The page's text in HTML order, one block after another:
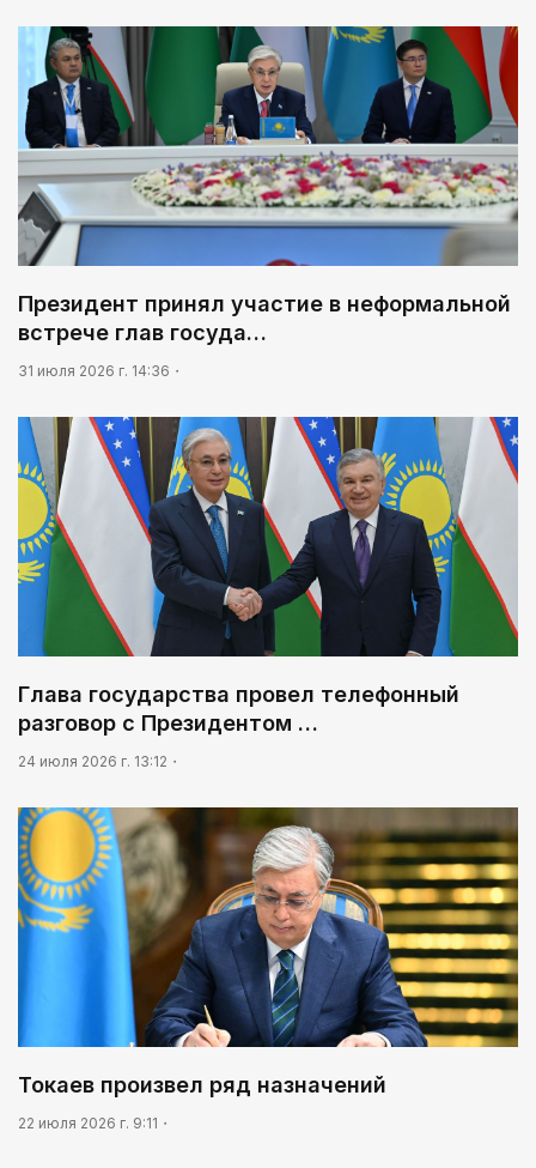
кассовым фильмом 2026 года
Президент принял участие в неформальной
встрече глав госуда…
31 июля 2026 г. 14:36
Глава государства провел телефонный
разговор с Президентом …
24 июля 2026 г. 13:12
Токаев произвел ряд назначений
22 июля 2026 г. 9:11